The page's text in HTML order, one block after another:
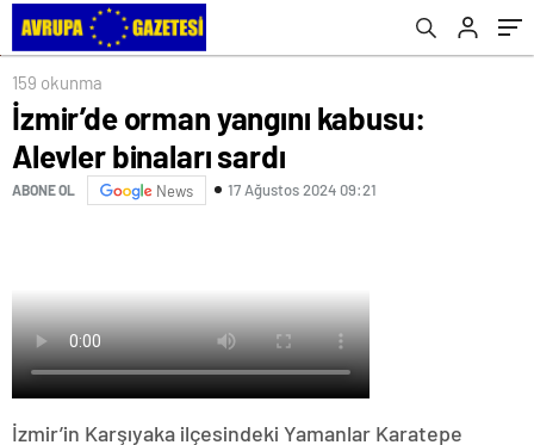
159 okunma
İzmir’de orman yangını kabusu:
Alevler binaları sardı
ABONE OL News 17 Ağustos 2024 09:21
İzmir’in Karşıyaka ilçesindeki Yamanlar Karatepe